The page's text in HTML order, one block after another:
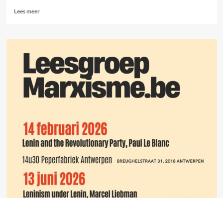
Lees meerLees
De
spoorwegstaking
van
1903